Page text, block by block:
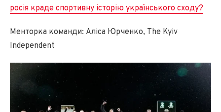
росія краде спортивну історію українського сходу?
Менторка команди: Аліса Юрченко, The Kyiv
Independent